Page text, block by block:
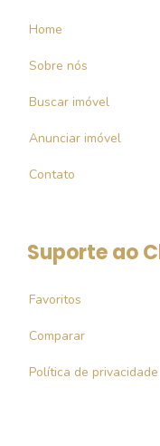
Home
Sobre nós
Buscar imóvel
Anunciar imóvel
Contato
Suporte ao
Favoritos
Comparar
Política de privacidade